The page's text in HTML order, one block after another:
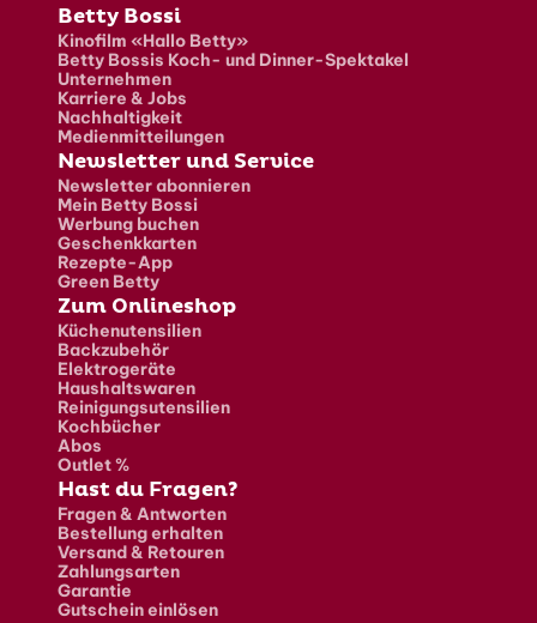
Fusszeile
Betty Bossi
Kinofilm «Hallo Betty»
Betty Bossis Koch- und Dinner-Spektakel
Unternehmen
Karriere & Jobs
Nachhaltigkeit
Medienmitteilungen
Newsletter und Service
Newsletter abonnieren
Mein Betty Bossi
Werbung buchen
Geschenkkarten
Rezepte-App
Green Betty
Zum Onlineshop
Küchenutensilien
Backzubehör
Elektrogeräte
Haushaltswaren
Reinigungsutensilien
Kochbücher
Abos
Outlet %
Hast du Fragen?
Fragen & Antworten
Bestellung erhalten
Versand & Retouren
Zahlungsarten
Garantie
Gutschein einlösen